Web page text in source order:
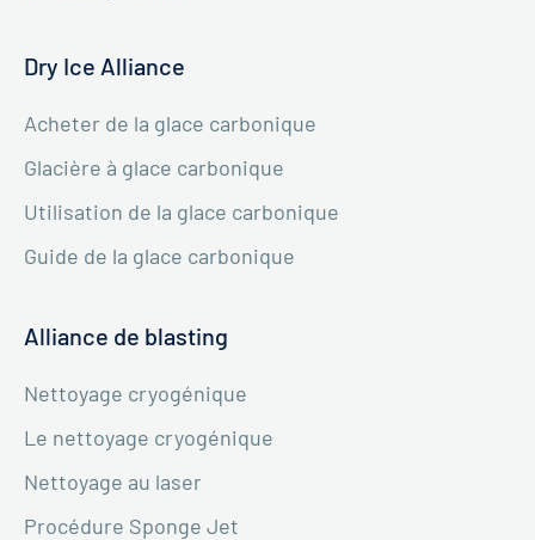
Dry Ice Alliance
Acheter de la glace carbonique
Glacière à glace carbonique
Utilisation de la glace carbonique
Guide de la glace carbonique
Alliance de blasting
Nettoyage cryogénique
Le nettoyage cryogénique
Nettoyage au laser
Procédure Sponge Jet